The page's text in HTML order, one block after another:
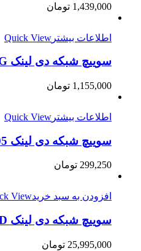
1,439,000 تومان
اطلاعات بیشتر Quick View
سوییچ شبکه دی لینک DES-1026G
1,155,000 تومان
اطلاعات بیشتر Quick View
سوییچ شبکه دی لینک DES-105
299,250 تومان
افزودن به سبد خریدView
سوییچ شبکه دی لینک DGS-1024D
25,995,000 تومان